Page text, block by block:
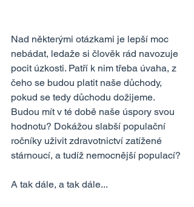
Nad některými otázkami je lepší moc
nebádat, ledaže si člověk rád navozuje
pocit úzkosti. Patří k nim třeba úvaha, z
čeho se budou platit naše důchody,
pokud se tedy důchodu dožijeme.
Budou mít v té době naše úspory svou
hodnotu? Dokážou slabší populační
ročníky uživit zdravotnictví zatížené
stárnoucí, a tudíž nemocnější populací?
A tak dále, a tak dále...